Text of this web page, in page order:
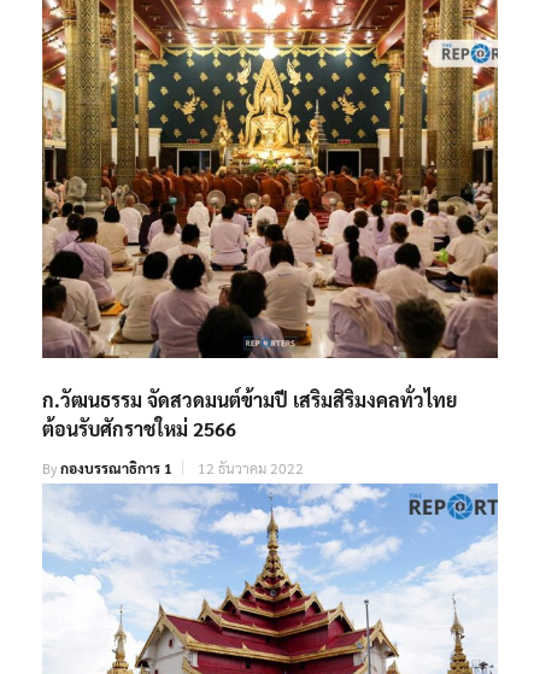
ก.วัฒนธรรม จัดสวดมนต์ข้ามปี เสริมสิริมงคลทั่วไทย
ต้อนรับศักราชใหม่ 2566
Byกองบรรณาธิการ 1 12 ธันวาคม 2022